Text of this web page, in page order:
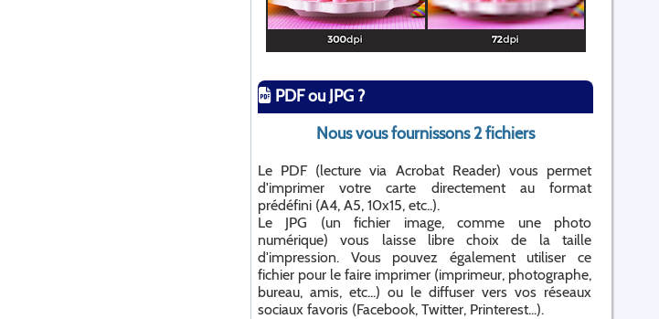
PDF ou JPG ?
Nous vous fournissons 2 fichiers
Le PDF (lecture via Acrobat Reader) vous permet
d'imprimer votre carte directement au format
prédéfini (A4, A5, 10x15, etc..).
Le JPG (un fichier image, comme une photo
numérique) vous laisse libre choix de la taille
d'impression. Vous pouvez également utiliser ce
fichier pour le faire imprimer (imprimeur, photographe,
bureau, amis, etc...) ou le diffuser vers vos réseaux
sociaux favoris (Facebook, Twitter, Printerest...).